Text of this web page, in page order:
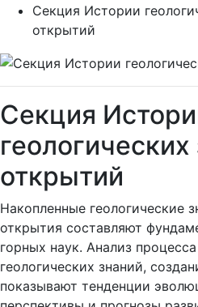
Секция Истории
открытий
Секция
открытий
Накопленные геологические
открытия составляют
горных наук. Анализ
геологических знаний,
показывают тенденции